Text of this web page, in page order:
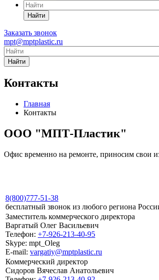
Найти
Заказать звонок
mpt@mptplastic.ru
Найти
Контакты
Главная
Контакты
ООО "МПТ-Пластик"
Офис временно на ремонте, приносим свои
8(800)777-51-38
бесплатный звонок из любого региона
Заместитель коммерческого директора
Варгатый Олег Васильевич
Телефон: +7-926-213-40-95
Skype: mpt_Oleg
E-mail: vargatiy@mptplastic.ru
Коммерческий директор
Сидоров Вячеслав Анатольевич